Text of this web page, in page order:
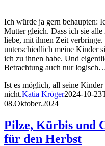
Ich würde ja gern behaupten:
Mutter gleich. Dass ich sie
liebe, mit ihnen Zeit
unterschiedlich meine Kinder
ich zu ihnen habe. Und
Betrachtung auch nur
Ist es möglich, all seine
nicht.Katia Kröger2024-10-
08.Oktober.2024
Pilze, Kürbis und
für den Herbst